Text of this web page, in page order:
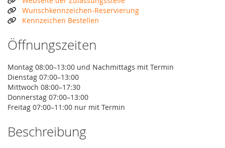
Wunschkennzeichen-Reservierung
Kennzeichen Bestellen
Öffnungszeiten
Montag 08:00–13:00 und Nachmittags mit Termin
Dienstag 07:00–13:00
Mittwoch 08:00–17:30
Donnerstag 07:00–13:00
Freitag 07:00–11:00 nur mit Termin
Beschreibung